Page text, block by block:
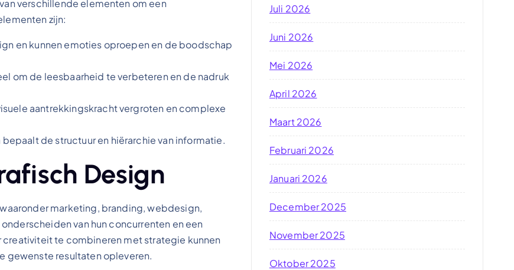
verschillende elementen om een
zijn:
en kunnen emoties oproepen en de boodschap
om de leesbaarheid te verbeteren en de nadruk
aantrekkingskracht vergroten en complexe
de structuur en hiërarchie van informatie.
Design
marketing, branding, webdesign,
van hun concurrenten en een
te combineren met strategie kunnen
gewenste resultaten opleveren.
Juli 2026
Juni 2026
Mei 2026
April 2026
Maart 2026
Februari 2026
Januari 2026
December 2025
November 2025
Oktober 2025